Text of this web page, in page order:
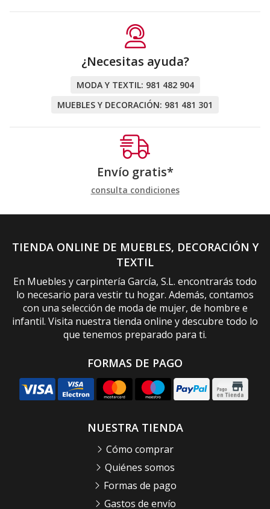
¿Necesitas ayuda?
MODA Y TEXTIL: 981 482 904
MUEBLES Y DECORACIÓN: 981 481 301
Envío gratis*
consulta condiciones
TIENDA ONLINE DE MUEBLES, DECORACIÓN Y
TEXTIL
En Muebles y carpintería García, S.L. encontrarás todo
lo necesario para vestir tu hogar. Además, contamos
con una selección de moda de mujer, de hombre e
infantil. Visita nuestra tienda online y descubre todo lo
que tenemos preparado para ti.
FORMAS DE PAGO
NUESTRA TIENDA
Cómo comprar
Quiénes somos
Formas de pago
Gastos de envío